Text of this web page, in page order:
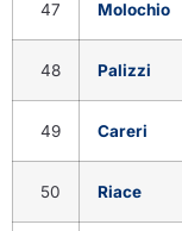
47 Molochio
48 Palizzi
49 Careri
50 Riace